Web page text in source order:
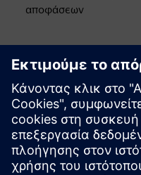
αποφάσεων
σχετικά